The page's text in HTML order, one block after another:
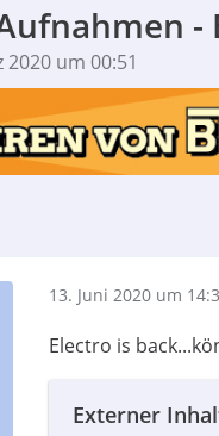
2020 um 00:51
13. Juni 2020 um
Electro is
Externer